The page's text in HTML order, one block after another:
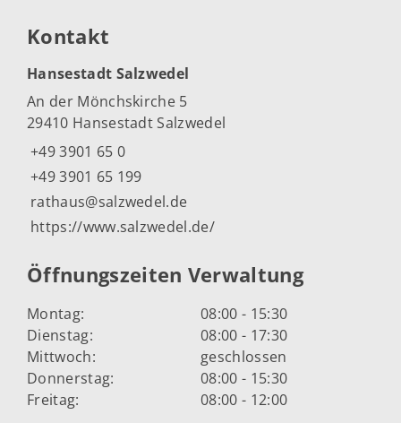
Kontakt
Hansestadt Salzwedel
An der Mönchskirche 5
29410 Hansestadt Salzwedel
+49 3901 65 0
+49 3901 65 199
rathaus@salzwedel.de
https://www.salzwedel.de/
Öffnungszeiten Verwaltung
Montag:
08:00 - 15:30
Dienstag:
08:00 - 17:30
Mittwoch:
geschlossen
Donnerstag:
08:00 - 15:30
Freitag:
08:00 - 12:00